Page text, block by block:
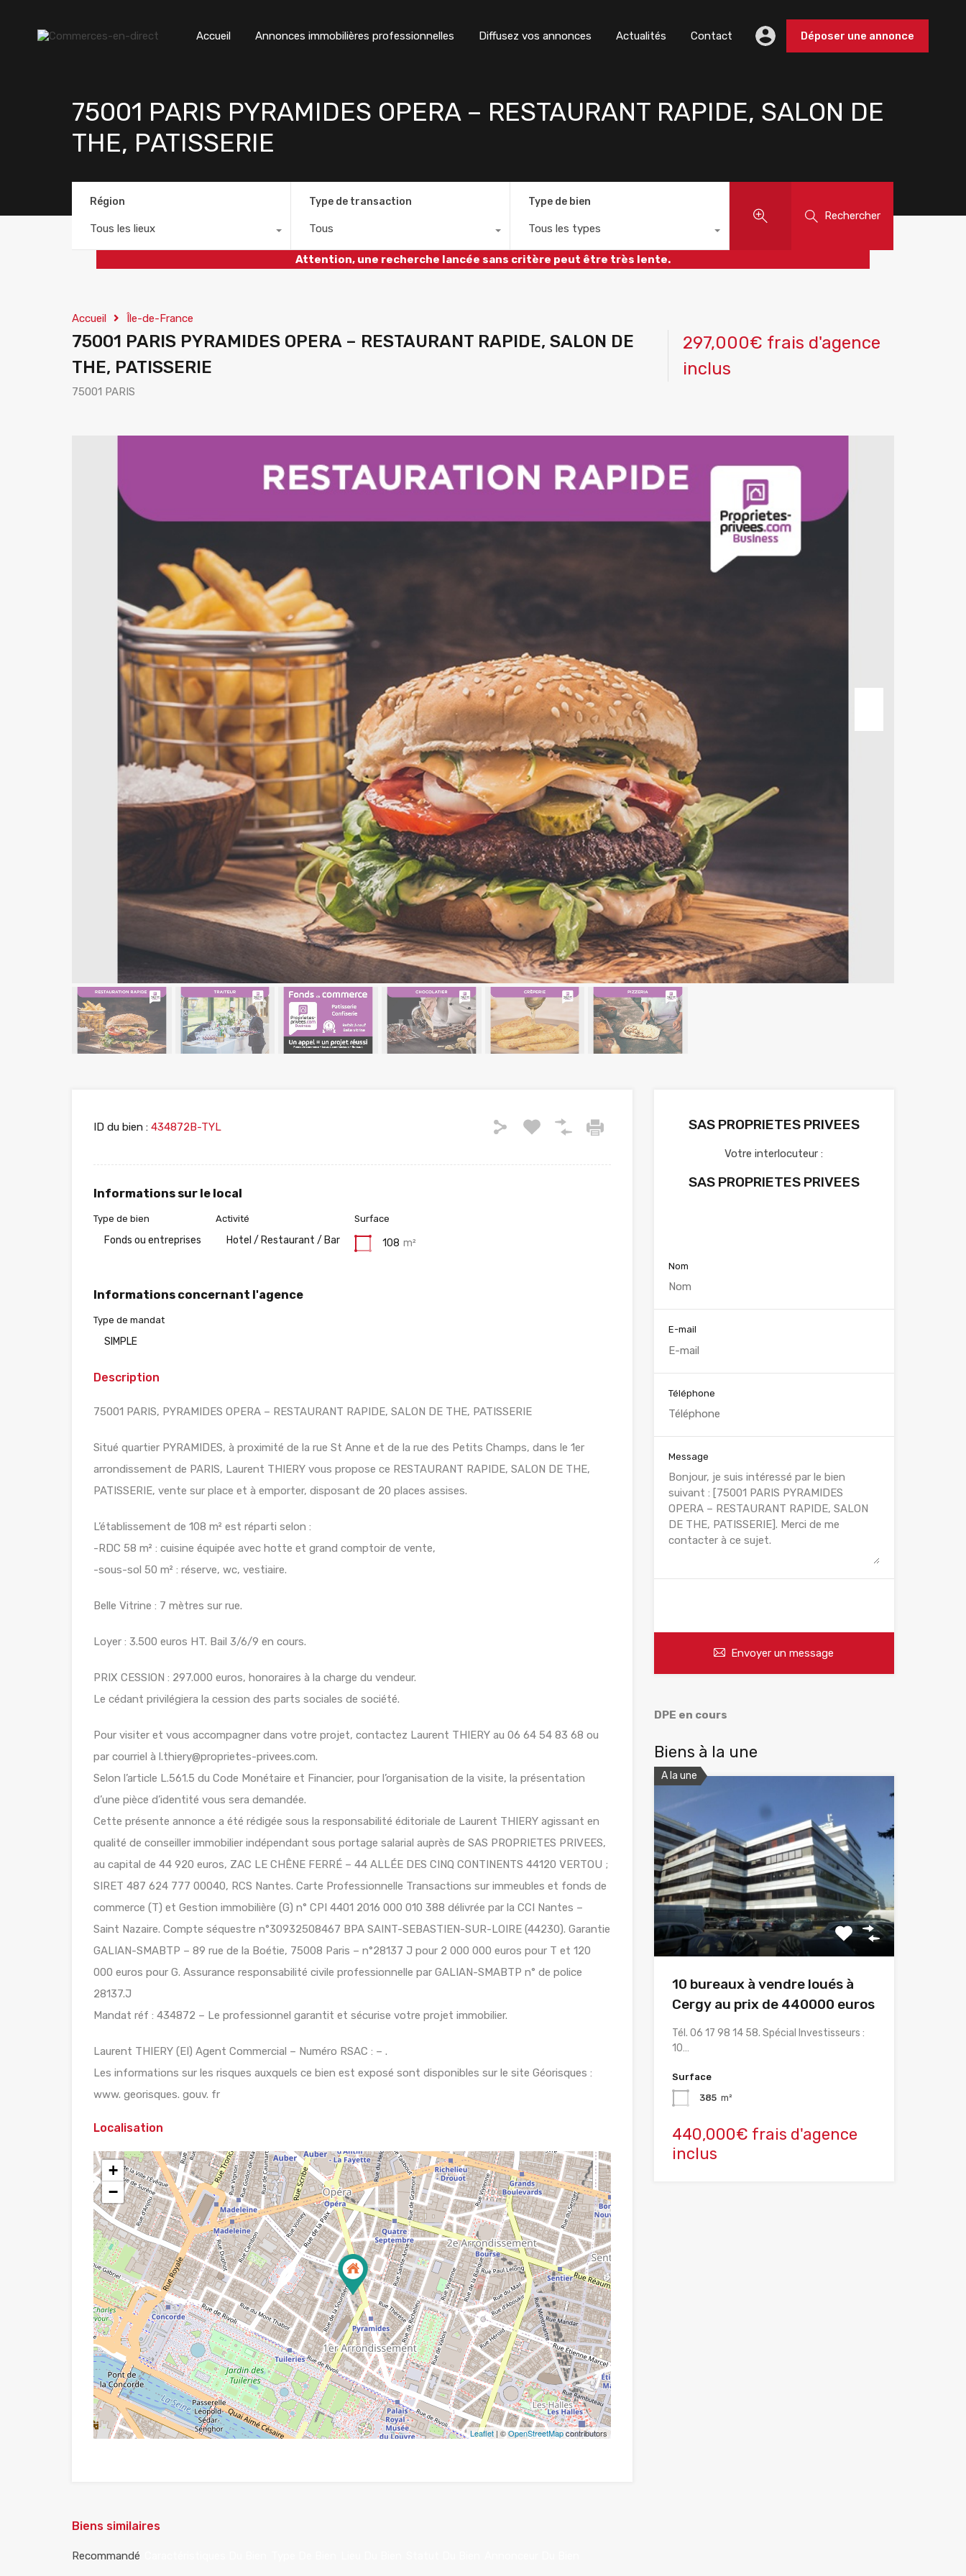
Accueil Annonces immobilières professionnelles Diffusez vos annonces Actualités Contact Déposer une annonce
75001 PARIS PYRAMIDES OPERA – RESTAURANT RAPIDE, SALON DE
THE, PATISSERIE
Région
Tous les lieux
Type de transaction
Tous
Type de bien
Tous les types
Rechercher
Attention, une recherche lancée sans critère peut être très lente.
Accueil Île-de-France
75001 PARIS PYRAMIDES OPERA – RESTAURANT RAPIDE, SALON DE
THE, PATISSERIE
75001 PARIS
297,000€ frais d'agence
inclus
ID du bien : 434872B-TYL
Informations sur le local
Type de bien
Fonds ou entreprises
Activité
Hotel / Restaurant / Bar
Surface
108 m²
Informations concernant l'agence
Type de mandat
SIMPLE
Description
75001 PARIS, PYRAMIDES OPERA – RESTAURANT RAPIDE, SALON DE THE, PATISSERIE
Situé quartier PYRAMIDES, à proximité de la rue St Anne et de la rue des Petits Champs, dans le 1er
arrondissement de PARIS, Laurent THIERY vous propose ce RESTAURANT RAPIDE, SALON DE THE,
PATISSERIE, vente sur place et à emporter, disposant de 20 places assises.
L’établissement de 108 m² est réparti selon :
-RDC 58 m² : cuisine équipée avec hotte et grand comptoir de vente,
-sous-sol 50 m² : réserve, wc, vestiaire.
Belle Vitrine : 7 mètres sur rue.
Loyer : 3.500 euros HT. Bail 3/6/9 en cours.
PRIX CESSION : 297.000 euros, honoraires à la charge du vendeur.
Le cédant privilégiera la cession des parts sociales de société.
Pour visiter et vous accompagner dans votre projet, contactez Laurent THIERY au 06 64 54 83 68 ou
par courriel à l.thiery@proprietes-privees.com.
Selon l’article L.561.5 du Code Monétaire et Financier, pour l’organisation de la visite, la présentation
d’une pièce d’identité vous sera demandée.
Cette présente annonce a été rédigée sous la responsabilité éditoriale de Laurent THIERY agissant en
qualité de conseiller immobilier indépendant sous portage salarial auprès de SAS PROPRIETES PRIVEES,
au capital de 44 920 euros, ZAC LE CHÊNE FERRÉ – 44 ALLÉE DES CINQ CONTINENTS 44120 VERTOU ;
SIRET 487 624 777 00040, RCS Nantes. Carte Professionnelle Transactions sur immeubles et fonds de
commerce (T) et Gestion immobilière (G) n° CPI 4401 2016 000 010 388 délivrée par la CCI Nantes –
Saint Nazaire. Compte séquestre n°30932508467 BPA SAINT-SEBASTIEN-SUR-LOIRE (44230). Garantie
GALIAN-SMABTP – 89 rue de la Boétie, 75008 Paris – n°28137 J pour 2 000 000 euros pour T et 120
000 euros pour G. Assurance responsabilité civile professionnelle par GALIAN-SMABTP n° de police
28137.J
Mandat réf : 434872 – Le professionnel garantit et sécurise votre projet immobilier.
Laurent THIERY (EI) Agent Commercial – Numéro RSAC : – .
Les informations sur les risques auxquels ce bien est exposé sont disponibles sur le site Géorisques :
www. georisques. gouv. fr
Localisation
+
−
Leaflet| ©OpenStreetMapcontributors
Biens similaires
Recommandé
SAS PROPRIETES PRIVEES
Votre interlocuteur :
SAS PROPRIETES PRIVEES
Nom
E-mail
Téléphone
Message
Envoyer un message
DPE en cours
Biens à la une
A la une
10 bureaux à vendre loués à
Cergy au prix de 440000 euros
Tél. 06 17 98 14 58. Spécial Investisseurs :
10…
Surface
385 m²
440,000€ frais d'agence
inclus